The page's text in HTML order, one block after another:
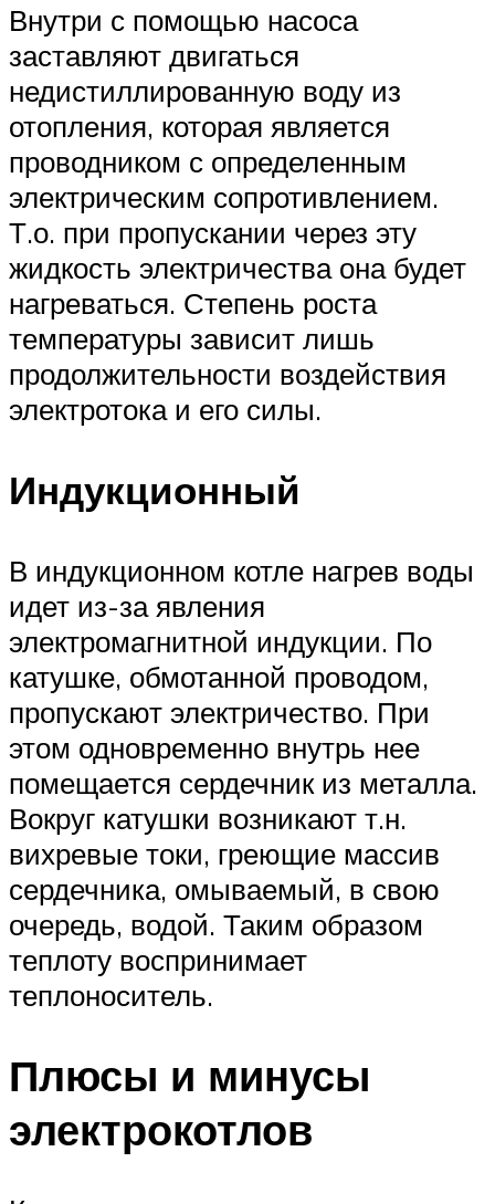
Внутри с помощью насоса
заставляют двигаться
недистиллированную воду из
отопления, которая является
проводником с определенным
электрическим сопротивлением.
Т.о. при пропускании через эту
жидкость электричества она будет
нагреваться. Степень роста
температуры зависит лишь
продолжительности воздействия
электротока и его силы.
Индукционный
В индукционном котле нагрев воды
идет из-за явления
электромагнитной индукции. По
катушке, обмотанной проводом,
пропускают электричество. При
этом одновременно внутрь нее
помещается сердечник из металла.
Вокруг катушки возникают т.н.
вихревые токи, греющие массив
сердечника, омываемый, в свою
очередь, водой. Таким образом
теплоту воспринимает
теплоноситель.
Плюсы и минусы
электрокотлов